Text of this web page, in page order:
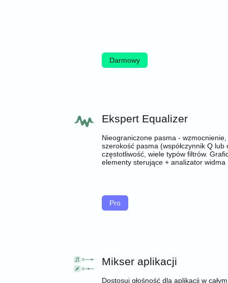
Darmowy
Ekspert Equalizer
Nieograniczone pasma - wzmocnienie,
szerokość pasma (współczynnik Q lub
częstotliwość, wiele typów filtrów.
elementy sterujące + analizator widma
Pro
Mikser aplikacji
Dostosuj głośność dla aplikacji w